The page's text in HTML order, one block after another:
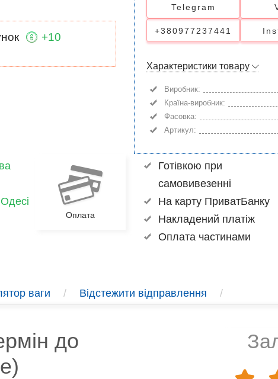
+10
Telegram
+380977237441
Характеристики товару
Виробник:
Країна-виробник:
Фасовка:
Артикул:
Одесі
Оплата
Готівкою при
самовивезенні
На карту ПриватБанку
Накладений платіж
Оплата частинами
ваги / Відстежити відправлення /
до